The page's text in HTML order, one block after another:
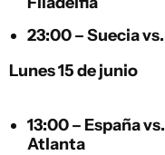
23:00 –Sueciavs.
Lunes 15 de junio
13:00 – Españavs.
Atlanta